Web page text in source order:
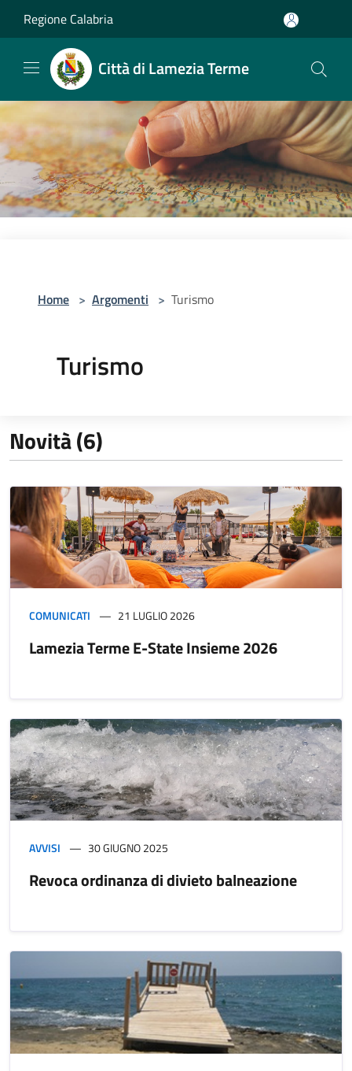
Regione Calabria
Città di Lamezia Terme
Home > Argomenti > Turismo
Turismo
Novità (6)
COMUNICATI 21 LUGLIO 2026
Lamezia Terme E-State Insieme 2026
AVVISI 30 GIUGNO 2025
Revoca ordinanza di divieto balneazione